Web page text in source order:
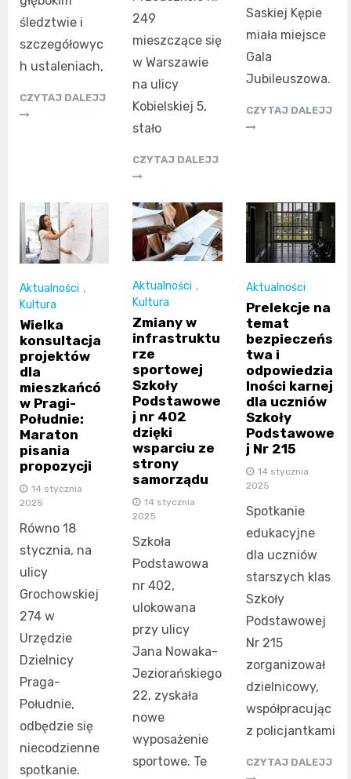
śledztwie i
szczegółowyc
h ustaleniach,
CZYTAJ DALEJJ
249
mieszczące się
w Warszawie
na ulicy
Kobielskiej 5,
stało
CZYTAJ DALEJJ
Saskiej Kępie
miała miejsce
Gala
Jubileuszowa.
CZYTAJ DALEJJ
Aktualności ,
Kultura
Wielka
konsultacja
projektów
dla
mieszkańcó
w Pragi-
Południe:
Maraton
pisania
propozycji
14 stycznia
2025
Równo 18
stycznia, na
ulicy
Grochowskiej
274 w
Urzędzie
Dzielnicy
Praga-
Południe,
odbędzie się
niecodzienne
spotkanie.
Aktualności ,
Kultura
Zmiany w
infrastruktu
rze
sportowej
Szkoły
Podstawowe
j nr 402
dzięki
wsparciu ze
strony
samorządu
14 stycznia
2025
Szkoła
Podstawowa
nr 402,
ulokowana
przy ulicy
Jana Nowaka-
Jeziorańskiego
22, zyskała
nowe
wyposażenie
sportowe. Te
Aktualności
Prelekcje na
temat
bezpieczeńs
twa i
odpowiedzia
lności karnej
dla uczniów
Szkoły
Podstawowe
j Nr 215
14 stycznia
2025
Spotkanie
edukacyjne
dla uczniów
starszych klas
Szkoły
Podstawowej
Nr 215
zorganizował
dzielnicowy,
współpracując
z policjantkami
CZYTAJ DALEJJ